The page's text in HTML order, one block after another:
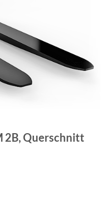
2B, Querschnitt